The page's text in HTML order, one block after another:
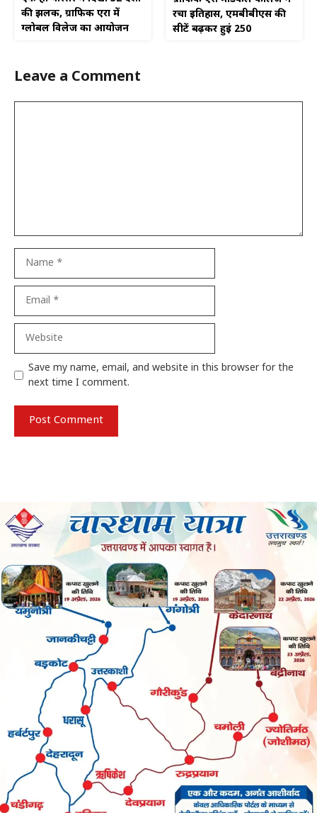
की झलक, ग्राफिक एरा में
ग्लोबल विलेज का आयोजन
रचा इतिहास, एमबीबीएस की
सीटें बढ़कर हुईं 250
Leave a Comment
Website
Save my name, email, and website in this browser for the
next time I comment.